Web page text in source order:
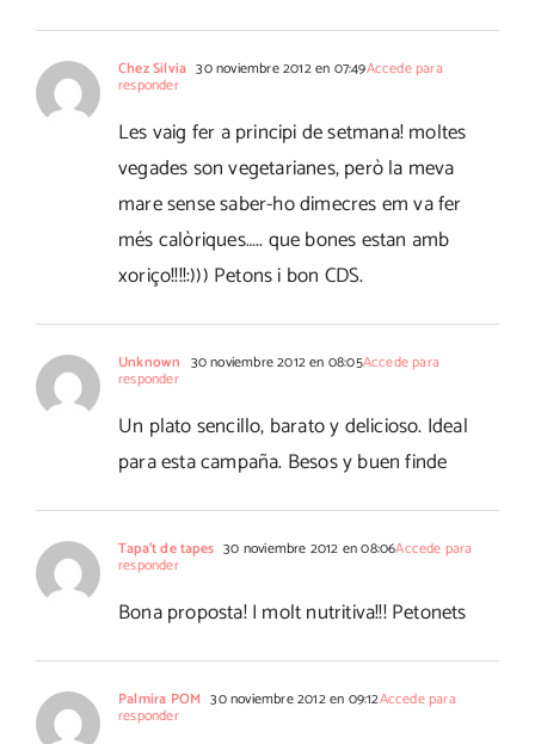
Chez Silvia 30 noviembre 2012 en 07:49Accede para
responder
Les vaig fer a principi de setmana! moltes
vegades son vegetarianes, però la meva
mare sense saber-ho dimecres em va fer
més calòriques….. que bones estan amb
xoriço!!!!:))) Petons i bon CDS.
Unknown 30 noviembre 2012 en 08:05Accede para
responder
Un plato sencillo, barato y delicioso. Ideal
para esta campaña. Besos y buen finde
Tapa't de tapes 30 noviembre 2012 en 08:06Accede para
responder
Bona proposta! I molt nutritiva!!! Petonets
Palmira POM 30 noviembre 2012 en 09:12Accede para
responder